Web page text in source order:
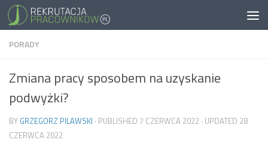
PORADY
Zmiana pracy sposobem na uzyskanie
podwyżki?
BY GRZEGORZ PILAWSKI · PUBLISHED 7 CZERWCA 2022 · UPDATED 28
CZERWCA 2022